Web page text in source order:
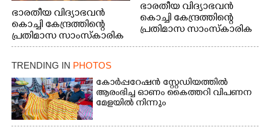
ഭാരതീയ വിദ്യാഭവൻ
കൊച്ചി കേന്ദ്രത്തിന്റെ
പ്രതിമാസ സാംസ്കാരിക
പരിപാടിയുടെ ഭാഗമായി
ടി.ഡി റോഡിലെ ഭാരതീയ
വിദ്യാഭവൻ സർദാർ
പട്ടേൽ സഭാഗൃഹത്തിൽ
എം. അക്ഷതയുടെ
നേതൃത്വത്തിൽ
അവതരിപ്പിച്ച ലയ നമൻ
ഭാരതീയ വിദ്യാഭവൻ
കൊച്ചി കേന്ദ്രത്തിന്റെ
പ്രതിമാസ സാംസ്കാരിക
പട്ടേൽ സഭാഗൃഹത്തിൽ
എം. അക്ഷതയുടെ
നേതൃത്വത്തിൽ
അവതരിപ്പിച്ച ലയ നമൻ
TRENDING IN PHOTOS
കോർപ്പറേഷൻ സ്റ്റേഡിയത്തിൽ
ആരംഭിച്ച ഓണം കൈത്തറി വിപണന
മേളയിൽ നിന്നും